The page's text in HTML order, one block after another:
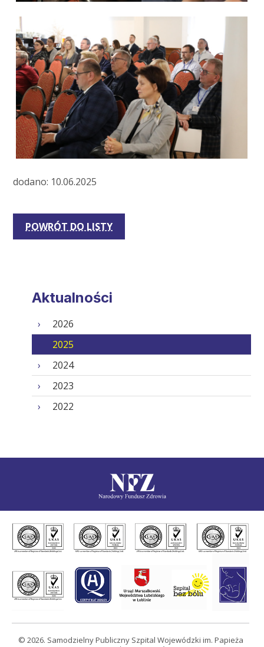
dodano: 10.06.2025
POWRÓT DO LISTY
Aktualności
2026
2025
2024
2023
2022
© 2026. Samodzielny Publiczny Szpital Wojewódzki im. Papieża